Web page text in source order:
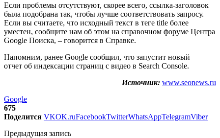
Если проблемы отсутствуют, скорее всего, ссылка-заголовок
была подобрана так, чтобы лучше соответствовать запросу.
Если вы считаете, что исходный текст в теге title более
уместен, сообщите нам об этом на справочном форуме Центра
Google Поиска, – говорится в Справке.
Напомним, ранее Google сообщил, что запустит новый
отчет об индексации страниц с видео в Search Console.
Источник: www.seonews.ru
Google
675
Поделится VKOK.ruFacebookTwitterWhatsAppTelegramViber
Предыдущая запись